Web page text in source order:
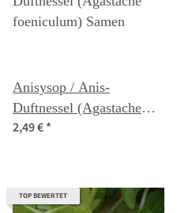
Anisysop / Anis-
Duftnessel (Agastache
2,49 €*
TOP BEWERTET